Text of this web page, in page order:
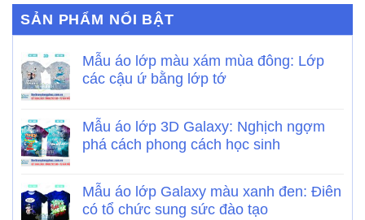
SẢN PHẨM NỔI BẬT
Mẫu áo lớp màu xám mùa đông: Lớp
các cậu ứ bằng lớp tớ
Mẫu áo lớp 3D Galaxy: Nghịch ngợm
phá cách phong cách học sinh
Mẫu áo lớp Galaxy màu xanh đen: Điên
có tổ chức sung sức đào tạo